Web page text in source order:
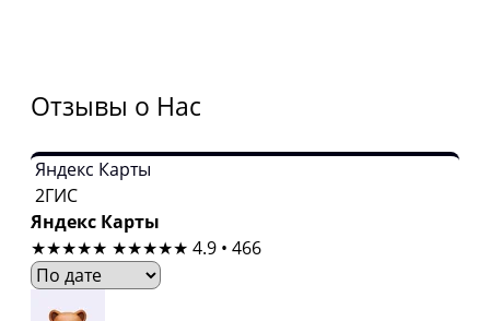
Отзывы о Нас
Яндекс Карты
2ГИС
Яндекс Карты
★★★★★ ★★★★★ 4.9 • 466